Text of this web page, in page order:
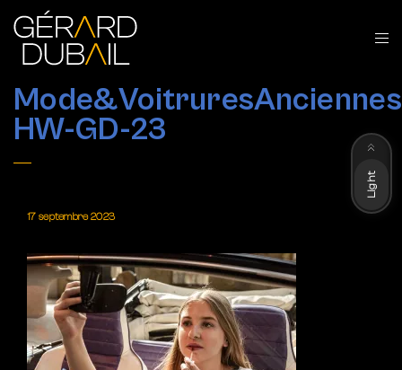
HW-GD-23
17 septembre 2023
Light
Dark